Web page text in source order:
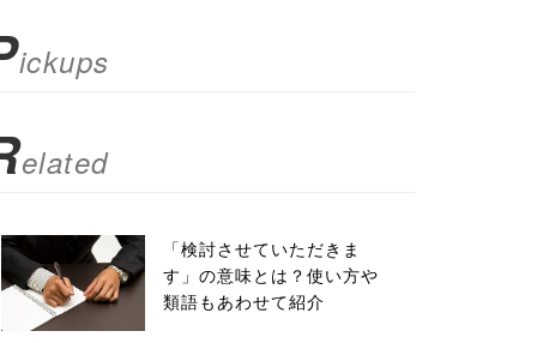
ickups
elated
「検討させていただきま
す」の意味とは？使い方や
類語もあわせて紹介